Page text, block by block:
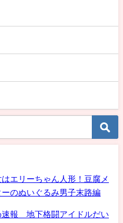
エリーちゃん人形！豆腐メ
のぬいぐるみ男子末路編
報 地下格闘アイドルだい